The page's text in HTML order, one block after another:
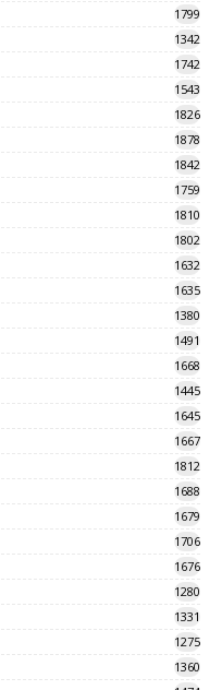
1799
1342
1742
1543
1826
1878
1842
1759
1810
1802
1632
1635
1380
1491
1668
1445
1645
1667
1812
1688
1679
1706
1676
1280
1331
1275
1360